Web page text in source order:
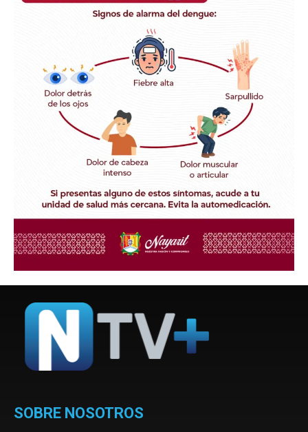
SOBRE NOSOTROS